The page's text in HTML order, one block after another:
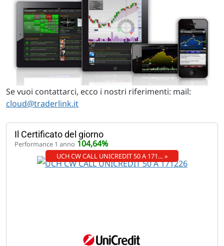
Se vuoi contattarci, ecco i nostri riferimenti: mail:
cloud@traderlink.it
Il Certificato del giorno
Performance 1 anno 104,64%
UCH CW CALL UNICREDIT 50 A 171… »